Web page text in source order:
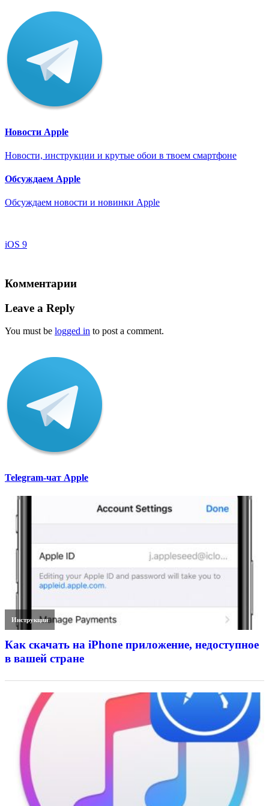
Новости Apple
Новости, инструкции и крутые обои в твоем смартфоне
Обсуждаем Apple
Обсуждаем новости и новинки Apple
iOS 9
Комментарии
Leave a Reply
You must be logged in to post a comment.
Telegram-чат Apple
Инструкции
Как скачать на iPhone приложение, недоступное
в вашей стране